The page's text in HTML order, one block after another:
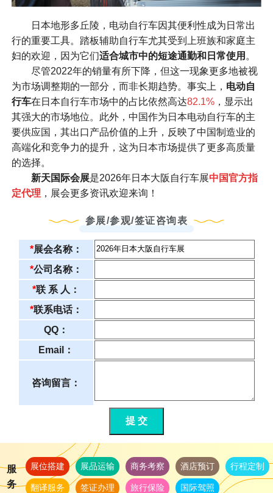
日本地形多丘陵，电动自行车因其便利性成为日常出
行的重要工具。踏板辅助自行车尤其受到上班族和家庭主
妇的欢迎，因为它们适合城市中的短途通勤和日常使用 。
尽管2022年的销量有所下降，但这一现象更多地被视
为市场调整期的一部分，而非长期趋势。事实上， 电动自
行车在日本自行车市场中的占比依然高达82.1%，显示出
其强大的市场地位。此外，中国作为日本电动自行车的主
要供应国，其出口产品价值的上升，反映了中国制造业的
高端化和竞争力的提升，这为日本市场提供了更多高质量
的选择。
新天国际会展是2026年日本大阪自行车展中国官方指
定代理 ，展会更多资讯欢迎来询！
参展/参观/签证咨询表
*展会名称：
*公司名称：
*联 系 人：
*联系电话：
QQ：
Email：
咨询留言：
提 交
服
务
展位搭建 展品运输 商务考察 酒店预订 行程定制
翻译服务 签证办理 旅行保险 国际驾照